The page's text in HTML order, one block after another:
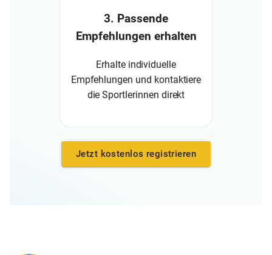
3. Passende
Empfehlungen erhalten
Erhalte individuelle
Empfehlungen und kontaktiere
die Sportlerinnen direkt
Jetzt kostenlos registrieren